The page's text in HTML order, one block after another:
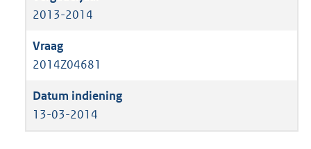
2013-2014
2014Z04681
13-03-2014